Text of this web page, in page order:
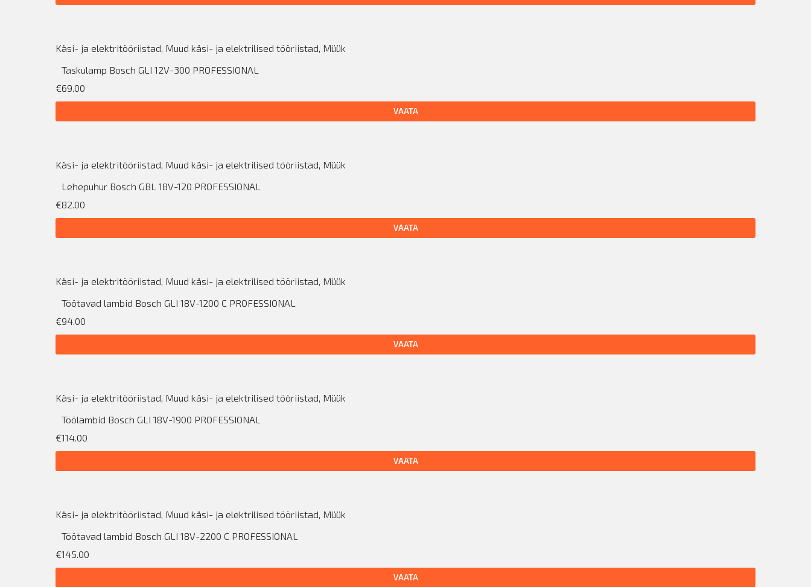
Käsi- ja elektritööriistad Muud käsi- ja elektrilised tööriistad Müük
Taskulamp Bosch GLI 12V-300 PROFESSIONAL
€69.00
VAATA
Käsi- ja elektritööriistad Muud käsi- ja elektrilised tööriistad Müük
Lehepuhur Bosch GBL 18V-120 PROFESSIONAL
€82.00
VAATA
Käsi- ja elektritööriistad Muud käsi- ja elektrilised tööriistad Müük
Töötavad lambid Bosch GLI 18V-1200 C PROFESSIONAL
€94.00
VAATA
Käsi- ja elektritööriistad Muud käsi- ja elektrilised tööriistad Müük
Töölambid Bosch GLI 18V-1900 PROFESSIONAL
€114.00
VAATA
Käsi- ja elektritööriistad Muud käsi- ja elektrilised tööriistad Müük
Töötavad lambid Bosch GLI 18V-2200 C PROFESSIONAL
€145.00
VAATA